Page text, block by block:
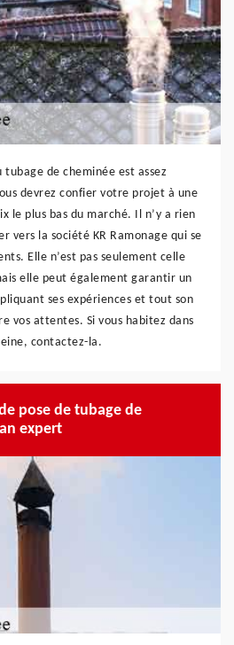
tubage de cheminée est assez
devrez confier votre projet à une
le plus bas du marché. Il n’y a rien
vers la société KR Ramonage qui se
Elle n’est pas seulement celle
elle peut également garantir un
ses expériences et tout son
vos attentes. Si vous habitez dans
contactez-la.
pose de tubage de
expert